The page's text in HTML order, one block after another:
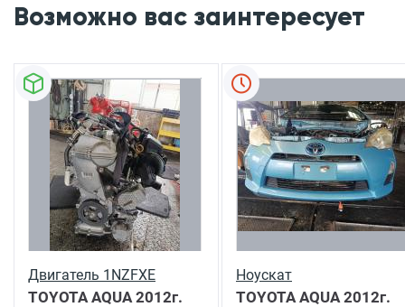
Возможно вас заинтересует
Двигатель 1NZFXE
TOYOTA AQUA2012г.
Ноускат
TOYOTA AQUA2012г.